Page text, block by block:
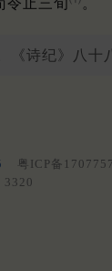
令止三旬 。
诗纪》八十
粤ICP备
3320